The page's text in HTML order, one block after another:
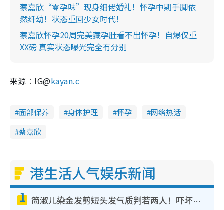
蔡嘉欣“零孕味”现身细佬婚礼！怀孕中期手脚依
然纤幼！状态重回少女时代！
蔡嘉欣怀孕20周完美藏孕肚看不出怀孕！自爆仅重
XX磅 真实状态曝光完全冇分别
来源︰IG@kayan.c
面部保养 身体护理 怀孕
网络热话
蔡嘉欣
港生活人气娱乐新闻
1 简淑儿染金发剪短头发气质判若两人！吓坏老公麦大力都认不出：“你做什么？”